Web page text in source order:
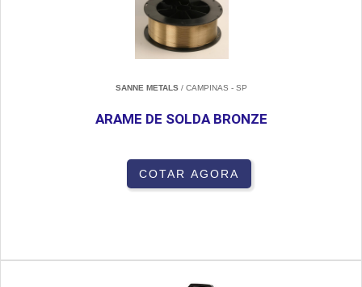
SANNE METALS/ CAMPINAS - SP
ARAME DE SOLDA BRONZE
COTAR AGORA